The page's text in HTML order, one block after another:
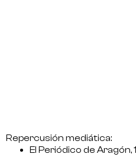
Repercusión mediática:
El Periódico de Aragón,